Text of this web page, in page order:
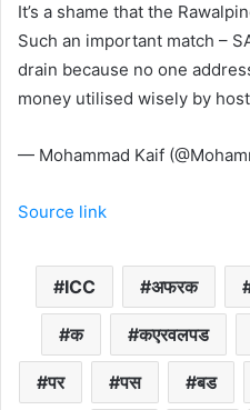
It’s a shame that the
Such an important match –
drain because no one
money utilised wisely by
— Mohammad Kaif
Source link
ICC अफरक
क कएरवलपड
पर पस बड